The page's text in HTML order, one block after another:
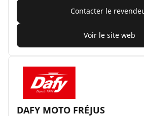
Contacter le
Voir le site web
DAFY MOTO FRÉJUS